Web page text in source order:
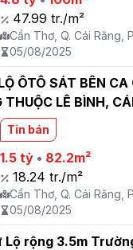
47.99 tr./m²
Cần Thơ, Q. Cái Răng,
05/08/2025
ÔTÔ SÁT BÊN CA
LÊ BÌNH,
Tin bán
1.5 tỷ • 82.2m²
18.24 tr./m²
Cần Thơ, Q. Cái Răng,
05/08/2025
rộng 3.5m